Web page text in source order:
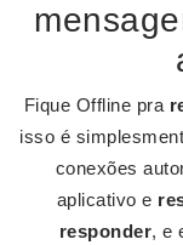
Fique Offline pra
isso é
conexões
aplicativo e
responder, e